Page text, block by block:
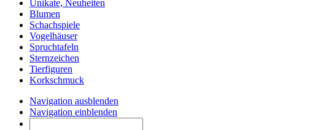
Unikate, Neuheiten
Blumen
Schachspiele
Vogelhäuser
Spruchtafeln
Sternzeichen
Tierfiguren
Korkschmuck
Navigation ausblenden
Navigation einblenden